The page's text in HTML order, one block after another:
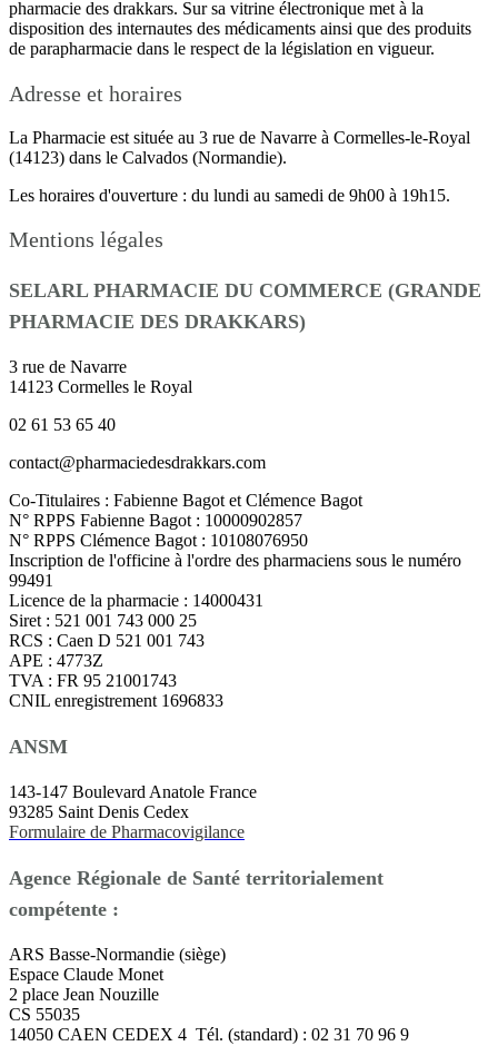
pharmacie des drakkars. Sur sa vitrine électronique met à la
disposition des internautes des médicaments ainsi que des produits
de parapharmacie dans le respect de la législation en vigueur.
Adresse et horaires
La Pharmacie est située au 3 rue de Navarre à Cormelles-le-Royal
(14123) dans le Calvados (Normandie).
Les horaires d'ouverture : du lundi au samedi de 9h00 à 19h15.
Mentions légales
SELARL PHARMACIE DU COMMERCE (GRANDE
PHARMACIE DES DRAKKARS)
3 rue de Navarre
14123 Cormelles le Royal
02 61 53 65 40
contact@pharmaciedesdrakkars.com
Co-Titulaires : Fabienne Bagot et Clémence Bagot
N° RPPS Fabienne Bagot : 10000902857
N° RPPS Clémence Bagot : 10108076950
Inscription de l'officine à l'ordre des pharmaciens sous le numéro
99491
Licence de la pharmacie : 14000431
Siret : 521 001 743 000 25
RCS : Caen D 521 001 743
APE : 4773Z
TVA : FR 95 21001743
CNIL enregistrement 1696833
ANSM
143-147 Boulevard Anatole France
93285 Saint Denis Cedex
Formulaire de Pharmacovigilance
Agence Régionale de Santé territorialement
compétente :
ARS Basse-Normandie (siège)
Espace Claude Monet
2 place Jean Nouzille
CS 55035
14050 CAEN CEDEX 4 Tél. (standard) : 02 31 70 96 9